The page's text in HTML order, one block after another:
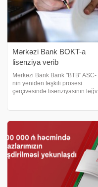
Mərkəzi Bank BOKT-a
lisenziya verib
Mərkəzi Bank Bank "BTB" ASC-
nin yenidən təşkili prosesi
çərçivəsində lisenziyasının ləğv
lisenziya verilməsi il